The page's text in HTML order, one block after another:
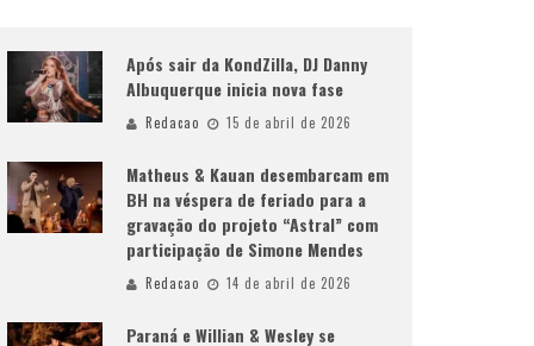
Após sair da KondZilla, DJ Danny
Albuquerque inicia nova fase
Redacao 15 de abril de 2026
Matheus & Kauan desembarcam em
BH na véspera de feriado para a
gravação do projeto “Astral” com
participação de Simone Mendes
Redacao 14 de abril de 2026
Paraná e Willian & Wesley se